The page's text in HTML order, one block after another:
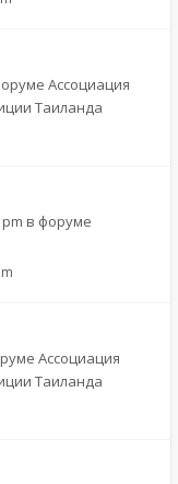
Ассоциация
Таиланда
в форуме
Ассоциация
Таиланда